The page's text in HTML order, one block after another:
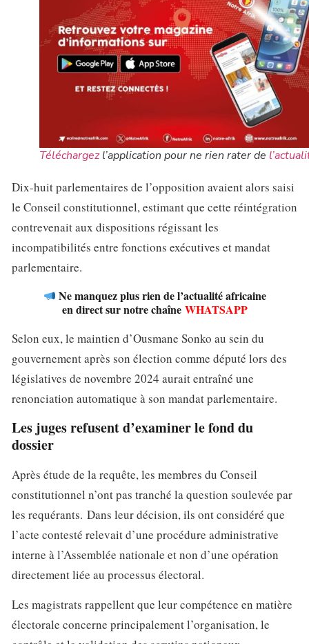
Téléchargezl’application pour ne rien rater de
Dix-huit parlementaires de l’opposition avaient alors saisi
le Conseil constitutionnel, estimant que cette réintégration
contrevenait aux dispositions régissant les
incompatibilités entre fonctions exécutives et mandat
parlementaire.
Ne manquez plus rien de l’actualité africaine
en direct sur notre chaîne WHATSAPP
Selon eux, le maintien d’Ousmane Sonko au sein du
gouvernement après son élection comme député lors des
législatives de novembre 2024 aurait entraîné une
renonciation automatique à son mandat parlementaire.
Les juges refusent d’examiner le fond du
dossier
Après étude de la requête, les membres du Conseil
constitutionnel n’ont pas tranché la question soulevée par
les requérants. Dans leur décision, ils ont considéré que
l’acte contesté relevait d’une procédure administrative
interne à l’Assemblée nationale et non d’une opération
directement liée au processus électoral.
Les magistrats rappellent que leur compétence en matière
électorale concerne principalement l’organisation, le